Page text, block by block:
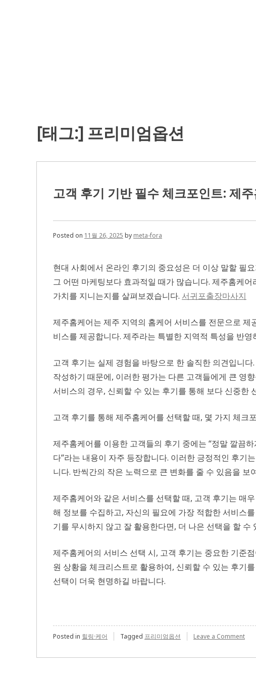
[태그:] 프리미엄옵션
고객 후기 기반 필수 체크포인트: 제
Posted on 11월 26, 2025 by meta-fora
현대 사회에서 온라인 후기의 중요성은 더 이상 말할 필
그 어떤 마케팅보다 효과적일 때가 많습니다. 제주홈케
가치를 지니는지를 살펴보겠습니다. 서귀포출장마사지
제주홈케어는 제주 지역의 홈케어 서비스를 전문으로
비스를 제공합니다. 제주라는 특별한 지역적 특성을 반
고객 후기는 실제 경험을 바탕으로 한 솔직한 의견입니
작성하기 때문에, 이러한 평가는 다른 고객들에게 큰 영
서비스의 경우, 신뢰할 수 있는 후기를 통해 보다 신중한
고객 후기를 통해 제주홈케어를 선택할 때, 몇 가지 체크
제주홈케어를 이용한 고객들의 후기 중에는 “정말 깔끔
다”라는 내용이 자주 등장합니다. 이러한 긍정적인 후기
니다. 반씩간의 작은 노력으로 큰 변화를 줄 수 있음을 보
제주홈케어와 같은 서비스를 선택할 때, 고객 후기는 매
해 정보를 수집하고, 자신의 필요에 가장 적합한 서비스
기를 무시하지 않고 잘 활용한다면, 더 나은 선택을 할 수
제주홈케어의 서비스 선택 시, 고객 후기는 중요한 기준
원 상황을 체크리스트로 활용하여, 신뢰할 수 있는 후기
선택이 더욱 현명하길 바랍니다.
Posted in 힐링·케어 Tagged 프리미엄옵션 Leave a Commenton